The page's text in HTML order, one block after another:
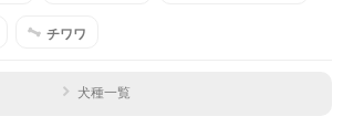
チワワ
犬種一覧